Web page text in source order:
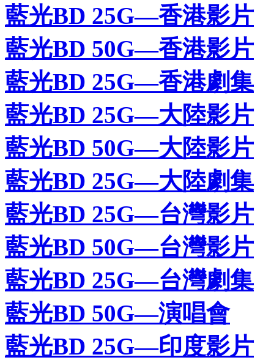
藍光BD 25G—香港影片
藍光BD 50G—香港影片
藍光BD 25G—香港劇集
藍光BD 25G—大陸影片
藍光BD 50G—大陸影片
藍光BD 25G—大陸劇集
藍光BD 25G—台灣影片
藍光BD 50G—台灣影片
藍光BD 25G—台灣劇集
藍光BD 50G—演唱會
藍光BD 25G—印度影片